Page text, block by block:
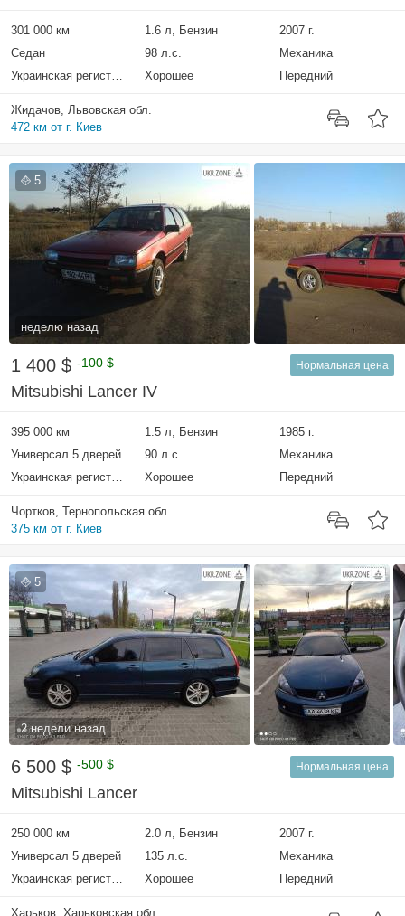
301 000 км 1.6 л, Бензин
2007 г.
Седан
98 л.с.
Механика
Украинская регистрация
Хорошее Передний
Жидачов, Львовская обл.
472 км от г. Киев
5
неделю назад
1 400 $ -100 $ Нормальная цена
Mitsubishi Lancer IV
395 000 км 1.5 л, Бензин
1985 г.
Универсал 5 дверей
90 л.с.
Механика
Украинская регистрация
Хорошее Передний
Чортков, Тернопольская обл.
375 км от г. Киев
5
2 недели назад
6 500 $ -500 $ Нормальная цена
Mitsubishi Lancer
250 000 км 2.0 л, Бензин
2007 г.
Универсал 5 дверей
135 л.с.
Механика
Украинская регистрация
Хорошее Передний
Харьков, Харьковская обл.